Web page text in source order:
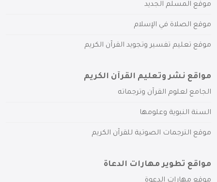
موقع المسلم الجديد
موقع الصلاة في الإسلام
موقع تعليم تفسير وتجويد القرآن الكريم
مواقع نشر وتعليم القرآن الكريم
الجامع لعلوم القرآن وترجماته
السنة النبوية وعلومها
موقع الترجمات الصوتية للقرآن الكريم
مواقع تطوير مهارات الدعاة
موقع مهارات الدعوة